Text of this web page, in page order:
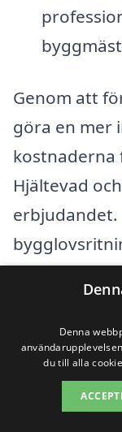
Genom att
göra en mer
Hjältevad
att få flera
område,
priser och
dig tid att
potentiella
arbeten för
Denna
du till alla